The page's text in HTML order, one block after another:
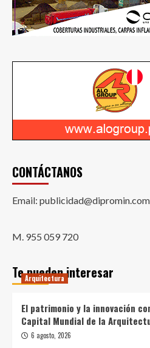
CONTÁCTANOS
Email: publicidad@dipromin.com
M. 955 059 720
Te pueden interesar
Arquitectura
El patrimonio y la innovación
Capital Mundial de la
6 agosto, 2026